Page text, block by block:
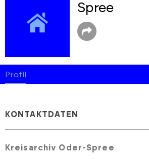
Spree
Profil
KONTAKTDATEN
Kreisarchiv Oder-Spree